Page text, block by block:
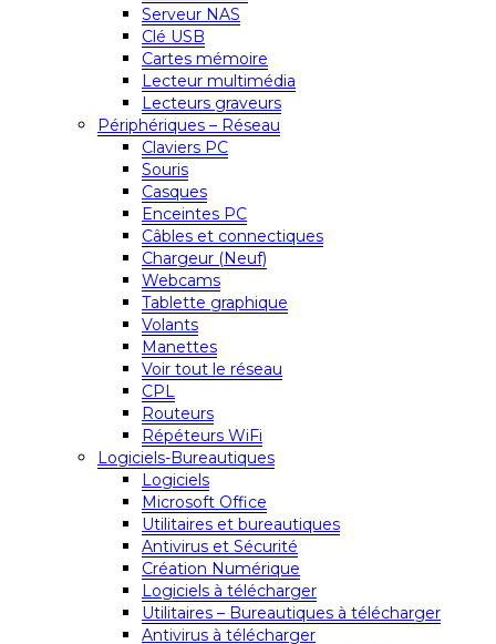
Serveur NAS
Clé USB
Cartes mémoire
Lecteur multimédia
Lecteurs graveurs
Périphériques – Réseau
Claviers PC
Souris
Casques
Enceintes PC
Câbles et connectiques
Chargeur (Neuf)
Webcams
Tablette graphique
Volants
Manettes
Voir tout le réseau
CPL
Routeurs
Répéteurs WiFi
Logiciels-Bureautiques
Logiciels
Microsoft Office
Utilitaires et bureautiques
Antivirus et Sécurité
Création Numérique
Logiciels à télécharger
Utilitaires – Bureautiques à télécharger
Antivirus à télécharger